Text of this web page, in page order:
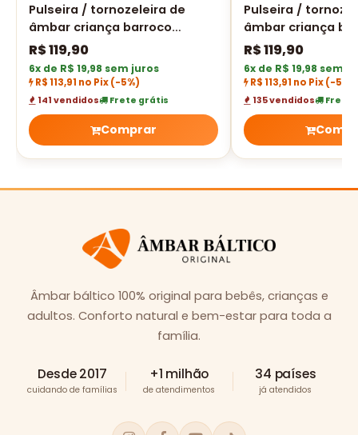
Pulseira / tornozeleira de
âmbar criança barroco
multicolor polido - 16 cm
R$119,90
6x de R$ 19,98 sem juros
R$ 113,91 no Pix(-5%)
141 vendidos Frete grátis
Comprar
Pulseira /
âmbar criança
rústico - 16 cm
R$119,90
6x de R$ 19,98 sem
R$ 113,91 no Pix(-5%)
135 vendidos Frete
Âmbar báltico 100% original para bebês, crianças e
adultos. Conforto natural e bem-estar para toda a
família.
Desde 2017
cuidando de famílias
+1 milhão
de atendimentos
34 países
já atendidos